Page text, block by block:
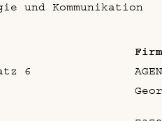
und Kommunikation
6